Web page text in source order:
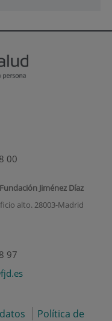
00
Jiménez Díaz
alto. 28003-Madrid
97
Política de